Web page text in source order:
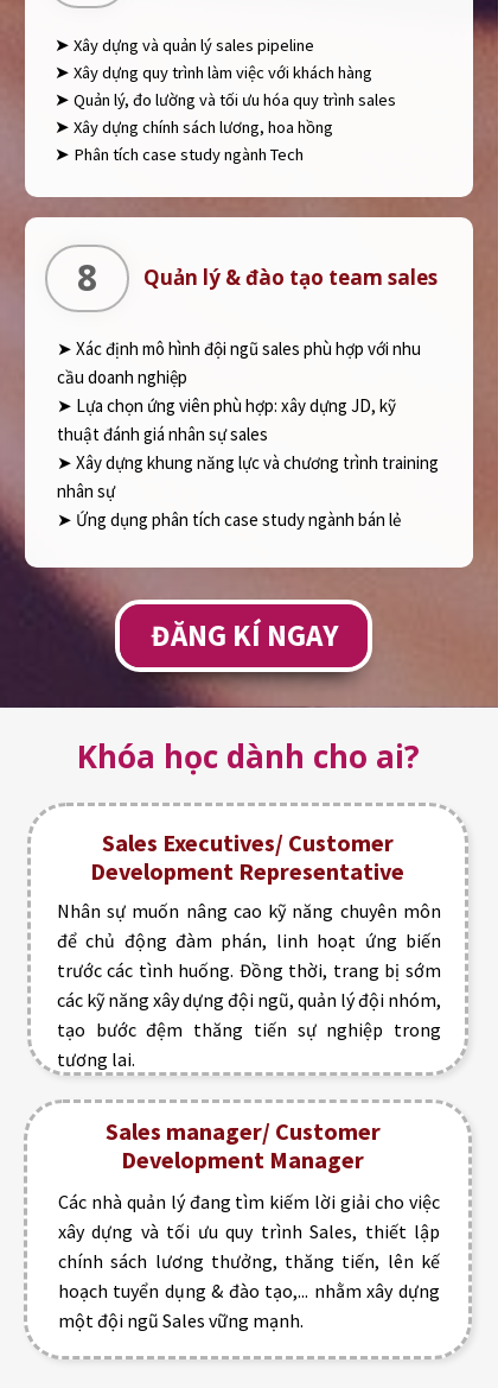
➤ Xây dựng và quản lý sales pipeline
➤ Xây dựng quy trình làm việc với khách hàng
➤ Quản lý, đo lường và tối ưu hóa quy trình sales
➤ Xây dựng chính sách lương, hoa hồng
➤ Phân tích case study ngành Tech
Quản lý & đào tạo team sales
➤ Xác định mô hình đội ngũ sales phù hợp với nhu
cầu doanh nghiệp
➤ Lựa chọn ứng viên phù hợp: xây dựng JD, kỹ
thuật đánh giá nhân sự sales
➤ Xây dựng khung năng lực và chương trình training
nhân sự
➤ Ứng dụng phân tích case study ngành bán lẻ
8
ĐĂNG KÍ NGAY
Các nhà quản lý đang tìm kiếm lời giải cho việc
xây dựng và tối ưu quy trình Sales, thiết lập
chính sách lương thưởng, thăng tiến, lên kế
hoạch tuyển dụng & đào tạo,... nhằm xây dựng
một đội ngũ Sales vững mạnh.
Sales manager/ Customer
Development Manager
Nhân sự muốn nâng cao kỹ năng chuyên môn
để chủ động đàm phán, linh hoạt ứng biến
trước các tình huống. Đồng thời, trang bị sớm
các kỹ năng xây dựng đội ngũ, quản lý đội nhóm,
tạo bước đệm thăng tiến sự nghiệp trong
tương lai.
Sales Executives/ Customer
Development Representative
Khóa học dành cho ai?